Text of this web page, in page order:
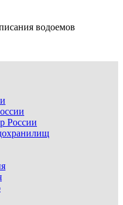
водоемов
России